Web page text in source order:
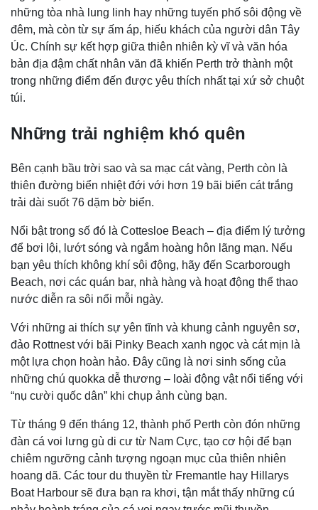
những tòa nhà lung linh hay những tuyến phố sôi động về
đêm, mà còn từ sự ấm áp, hiếu khách của người dân Tây
Úc. Chính sự kết hợp giữa thiên nhiên kỳ vĩ và văn hóa
bản địa đậm chất nhân văn đã khiến Perth trở thành một
trong những điểm đến được yêu thích nhất tại xứ sở chuột
túi.
Những trải nghiệm khó quên
Bên cạnh bầu trời sao và sa mạc cát vàng, Perth còn là
thiên đường biển nhiệt đới với hơn 19 bãi biển cát trắng
trải dài suốt 76 dặm bờ biển.
Nổi bật trong số đó là Cottesloe Beach – địa điểm lý tưởng
để bơi lội, lướt sóng và ngắm hoàng hôn lãng mạn. Nếu
bạn yêu thích không khí sôi động, hãy đến Scarborough
Beach, nơi các quán bar, nhà hàng và hoạt động thể thao
nước diễn ra sôi nổi mỗi ngày.
Với những ai thích sự yên tĩnh và khung cảnh nguyên sơ,
đảo Rottnest với bãi Pinky Beach xanh ngọc và cát mịn là
một lựa chọn hoàn hảo. Đây cũng là nơi sinh sống của
những chú quokka dễ thương – loài động vật nổi tiếng với
“nụ cười quốc dân” khi chụp ảnh cùng bạn.
Từ tháng 9 đến tháng 12, thành phố Perth còn đón những
đàn cá voi lưng gù di cư từ Nam Cực, tạo cơ hội để bạn
chiêm ngưỡng cảnh tượng ngoạn mục của thiên nhiên
hoang dã. Các tour du thuyền từ Fremantle hay Hillarys
Boat Harbour sẽ đưa bạn ra khơi, tận mắt thấy những cú